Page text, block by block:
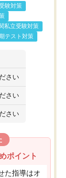
験対策
私立受験対策
テスト対策
さい
さい
さい
ポイント
た指導はオ